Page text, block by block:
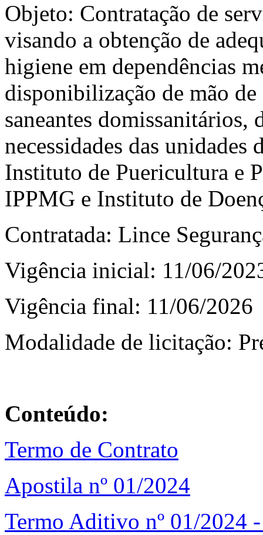
Objeto: Contratação de
visando a obtenção de
higiene em dependências
disponibilização de mão
saneantes domissanitários,
necessidades das
Instituto de Puericultura e
IPPMG e Instituto de
Contratada: Lince
Vigência inicial: 11/06/
Vigência final: 11/06/2026
Modalidade de licitação:
Conteúdo:
Termo de Contrato
Apostila nº 01/2024
Termo Aditivo nº 01/2024